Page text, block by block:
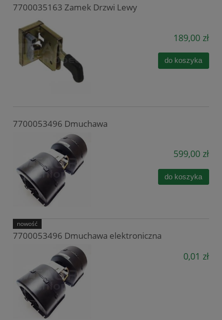
7700035163 Zamek Drzwi Lewy
189,00 zł
do koszyka
7700053496 Dmuchawa
599,00 zł
do koszyka
7700053496 Dmuchawa elektroniczna
0,01 zł
nowość